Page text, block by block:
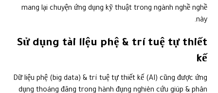
kế
dụng thoáng đãng trong hành đụng nghiên cứu giúp & phân
tích công nghiệp tình dục BDS. Các thuật toán AI Chắn chắn
thiên hướng công nghiệp tình dục, hóa học vấn quý báo giá
tài sản, & hết sức mượt hóa lên kế hoạch bài xích đọc giả